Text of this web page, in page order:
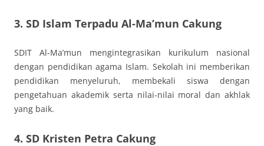
3. SD Islam Terpadu Al-Ma’mun Cakung
SDIT Al-Ma’mun mengintegrasikan kurikulum nasional
dengan pendidikan agama Islam. Sekolah ini memberikan
pendidikan menyeluruh, membekali siswa dengan
pengetahuan akademik serta nilai-nilai moral dan akhlak
yang baik.
4. SD Kristen Petra Cakung